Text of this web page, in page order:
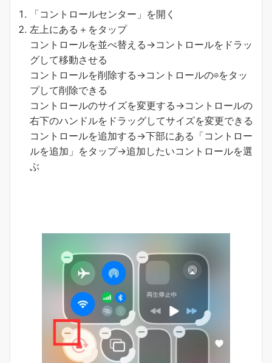
「コントロールセンター」を開く
左上にある＋をタップ
コントロールを並べ替える→コントロールをドラッ
グして移動させる
コントロールを削除する→コントロールの⊖をタッ
プして削除できる
コントロールのサイズを変更する→コントロールの
右下のハンドルをドラッグしてサイズを変更できる
コントロールを追加する→下部にある「コントロー
ルを追加」をタップ→追加したいコントロールを選
ぶ